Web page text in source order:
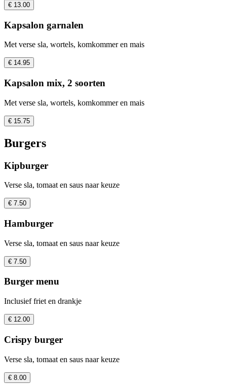
€ 13.00
Kapsalon garnalen
Met verse sla, wortels, komkommer en mais
€ 14.95
Kapsalon mix, 2 soorten
Met verse sla, wortels, komkommer en mais
€ 15.75
Burgers
Kipburger
Verse sla, tomaat en saus naar keuze
€ 7.50
Hamburger
Verse sla, tomaat en saus naar keuze
€ 7.50
Burger menu
Inclusief friet en drankje
€ 12.00
Crispy burger
Verse sla, tomaat en saus naar keuze
€ 8.00